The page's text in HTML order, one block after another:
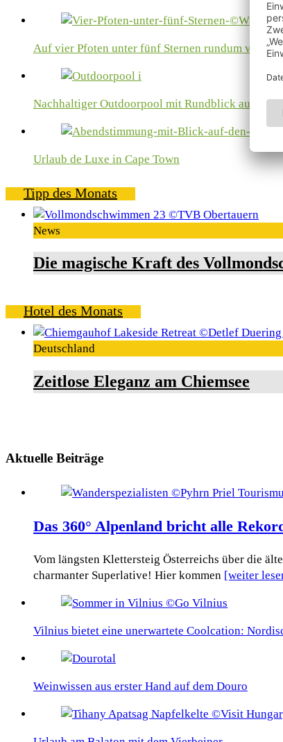
Auf vier Pfoten unter fünf Sternen rundum
Nachhaltiger Outdoorpool mit Rundblick auf
Urlaub de Luxe in Cape Town
Tipp des Monats
News
Die magische Kraft des
Hotel des Monats
Deutschland
Zeitlose Eleganz am Chiemsee
Aktuelle Beiträge
Das 360° Alpenland bricht alle
Vom längsten Klettersteig Österreichs über die
charmanter Superlative! Hier kommen [weiter
Vilnius bietet eine unerwartete Coolcation:
Weinwissen aus erster Hand auf dem Douro